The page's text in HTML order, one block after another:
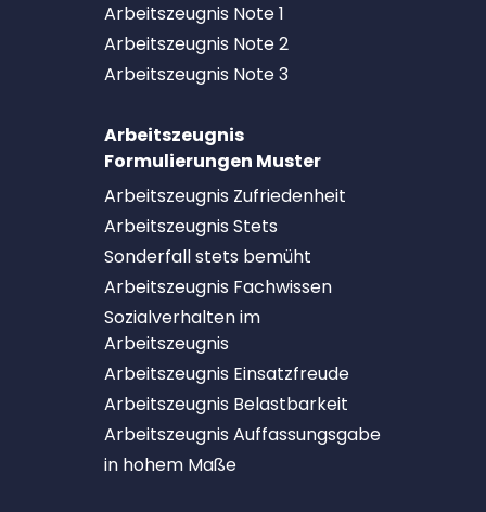
Arbeitszeugnis Note 1
Arbeitszeugnis Note 2
Arbeitszeugnis Note 3
Arbeitszeugnis
Formulierungen Muster
Arbeitszeugnis Zufriedenheit
Arbeitszeugnis Stets
Sonderfall stets bemüht
Arbeitszeugnis Fachwissen
Sozialverhalten im
Arbeitszeugnis
Arbeitszeugnis Einsatzfreude
Arbeitszeugnis Belastbarkeit
Arbeitszeugnis Auffassungsgabe
in hohem Maße